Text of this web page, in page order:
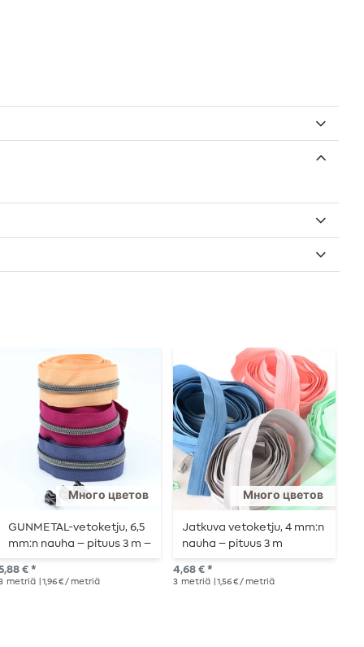
Много цветов
GUNMETAL-vetoketju, 6,5
mm:n nauha – pituus 3 m –
metallisoitu
€ *
metriä | 1,96 € / metriä
Много цветов
Jatkuva vetoketju, 4 mm:n
nauha – pituus 3 m
4,68 € *
3 metriä | 1,56 € / metriä